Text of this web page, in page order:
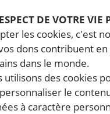
DE VOTRE VIE
les cookies, c'est
dons contribuent
dans le monde.
utilisons des cookies
le
à caractère